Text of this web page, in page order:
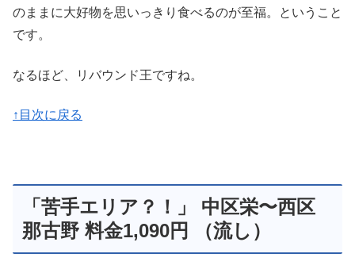
のままに大好物を思いっきり食べるのが至福。ということ
です。
なるほど、リバウンド王ですね。
↑目次に戻る
「苦手エリア？！」 中区栄〜西区
那古野 料金1,090円 （流し）